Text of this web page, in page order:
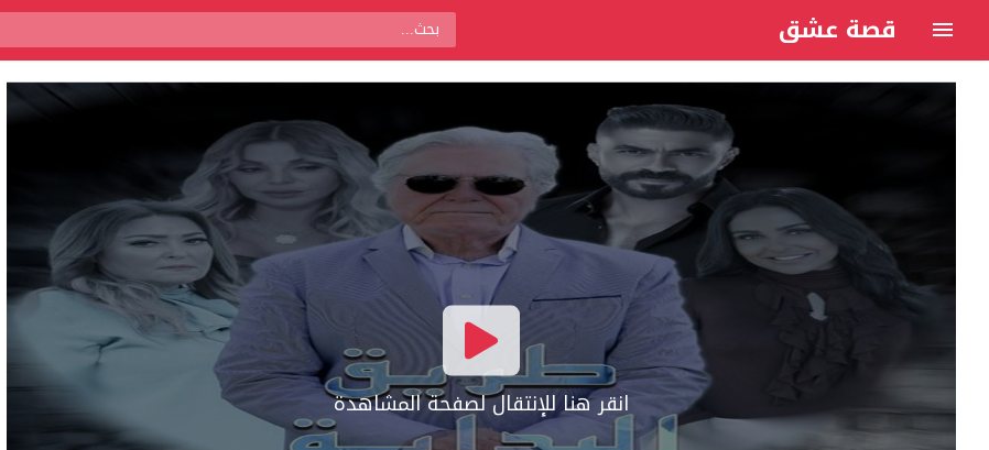
قصة عشق
انقر هنا للإنتقال لصفحة المشاهدة